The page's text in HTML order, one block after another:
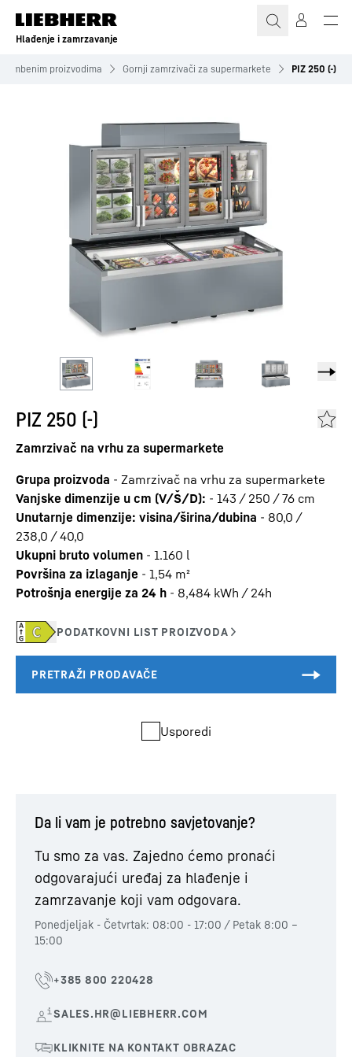
Hlađenje i zamrzavanje
proizvodima Gornji zamrzivači za supermarkete PIZ 250 (-)
PIZ 250 (-)
Zamrzivač na vrhu za supermarkete
Grupa proizvoda - Zamrzivač na vrhu za supermarkete
Vanjske dimenzije u cm (V/Š/D): - 143 / 250 / 76 cm
Unutarnje dimenzije: visina/širina/dubina - 80,0 /
238,0 / 40,0
Ukupni bruto volumen - 1.160 l
Površina za izlaganje - 1,54 m²
Potrošnja energije za 24 h - 8,484 kWh / 24h
Usporedi
Da li vam je potrebno savjetovanje?
Tu smo za vas. Zajedno ćemo pronaći
odgovarajući uređaj za hlađenje i
zamrzavanje koji vam odgovara.
Ponedjeljak - Četvrtak: 08:00 - 17:00 / Petak 8:00 –
15:00